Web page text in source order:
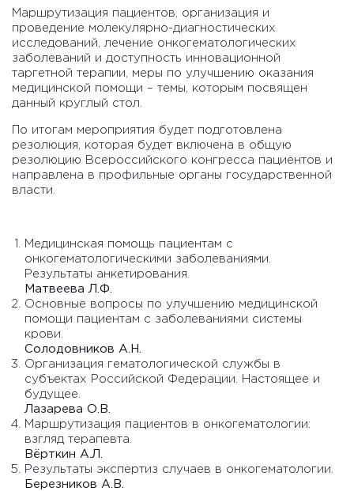
Маршрутизация пациентов, организация и
проведение молекулярно-диагностических
исследований, лечение онкогематологических
заболеваний и доступность инновационной
таргетной терапии, меры по улучшению оказания
медицинской помощи – темы, которым посвящен
данный круглый стол.
По итогам мероприятия будет подготовлена
резолюция, которая будет включена в общую
резолюцию Всероссийского конгресса пациентов и
направлена в профильные органы государственной
власти.
Медицинская помощь пациентам с
онкогематологическими заболеваниями.
Результаты анкетирования.
Матвеева Л.Ф.
Основные вопросы по улучшению медицинской
помощи пациентам с заболеваниями системы
крови.
Солодовников А.Н.
Организация гематологической службы в
субъектах Российской Федерации. Настоящее и
будущее.
Лазарева О.В.
Маршрутизация пациентов в онкогематологии:
взгляд терапевта.
Вёрткин А.Л.
Результаты экспертиз случаев в онкогематологии.
Березников А.В.